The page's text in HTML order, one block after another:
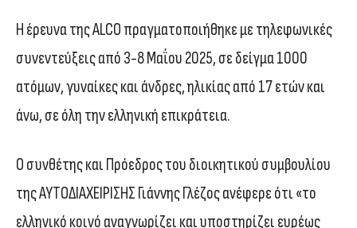
Η έρευνα της ALCO πραγματοποιήθηκε με τηλεφωνικές
συνεντεύξεις από 3-8 Μαΐου 2025, σε δείγμα 1000
ατόμων, γυναίκες και άνδρες, ηλικίας από 17 ετών και
άνω, σε όλη την ελληνική επικράτεια.
Ο συνθέτης και Πρόεδρος του διοικητικού συμβουλίου
της ΑΥΤΟΔΙΑΧΕΙΡΙΣΗΣ Γιάννης Γλέζος ανέφερε ότι «το
ελληνικό κοινό αναγνωρίζει και υποστηρίζει ευρέως